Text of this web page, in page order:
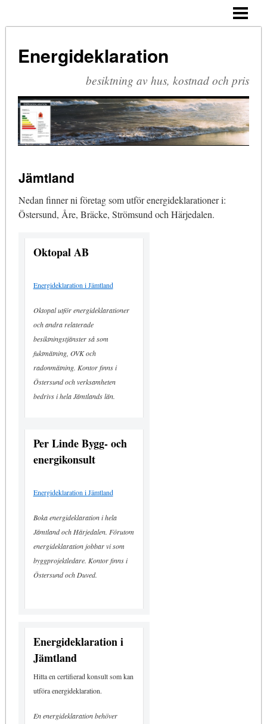
VENTILATION
MILJÖ
TRENDER
BLOGG
Energideklaration
besiktning av hus, kostnad och pris
Jämtland
Nedan finner ni företag som utför energideklarationer i:
Östersund, Åre, Bräcke, Strömsund och Härjedalen.
Oktopal AB
Energideklaration i Jämtland
Oktopal utför energideklarationer
och andra relaterade
besiktningstjänster så som
fuktmätning, OVK och
radonmätning. Kontor finns i
Östersund och verksamheten
bedrivs i hela Jämtlands län.
Per Linde Bygg- och
energikonsult
Energideklaration i Jämtland
Boka energideklaration i hela
Jämtland och Härjedalen. Förutom
energideklaration jobbar vi som
byggprojektledare. Kontor finns i
Östersund och Duved.
Energideklaration i
Jämtland
Hitta en certifierad konsult som kan
utföra energideklaration.
En energideklaration behöver